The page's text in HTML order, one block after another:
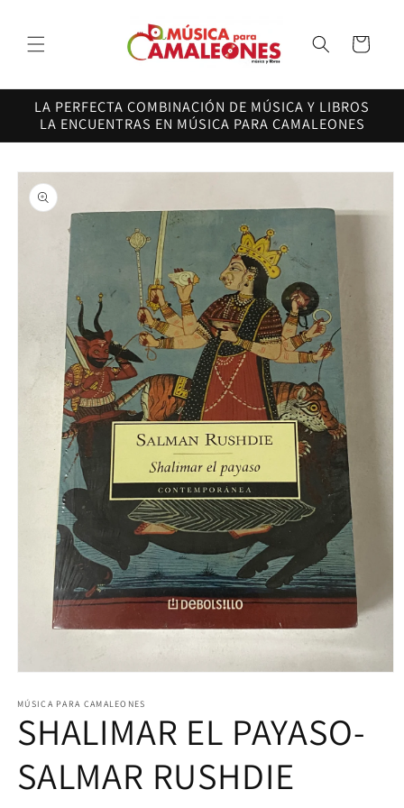
al contenido
Carrito
LA PERFECTA COMBINACIÓN DE MÚSICA Y LIBROS
LA ENCUENTRAS EN MÚSICA PARA CAMALEONES
directamente
a la
información
del producto
multimedia
1
en
una
modal
MÚSICA PARA CAMALEONES
SHALIMAR EL PAYASO-
SALMAR RUSHDIE